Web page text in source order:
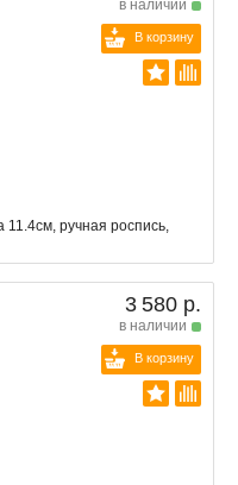
в наличии
В корзину
ручная роспись,
3 580 р.
в наличии
В корзину